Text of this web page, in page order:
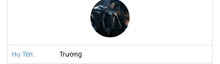
Họ Tên: Trường